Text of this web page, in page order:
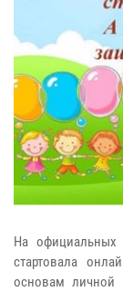
На официальных
стартовала
основам личной